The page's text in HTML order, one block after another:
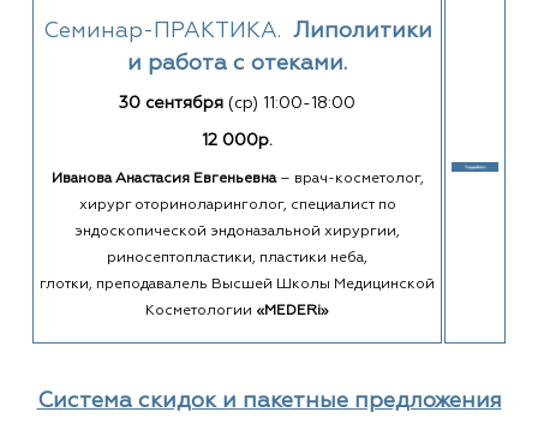
Семинар-ПРАКТИКА. Липолитики
и работа с отеками.
30 сентября (ср) 11:00-18:00
12 000р.
Иванова Анастасия Евгеньевна – врач-косметолог,
хирург оториноларинголог, специалист по
эндоскопической эндоназальной хирургии,
риносептопластики, пластики неба,
глотки, преподавалель Высшей Школы Медицинской
Косметологии «MEDERi»
Система скидок и пакетные предложения